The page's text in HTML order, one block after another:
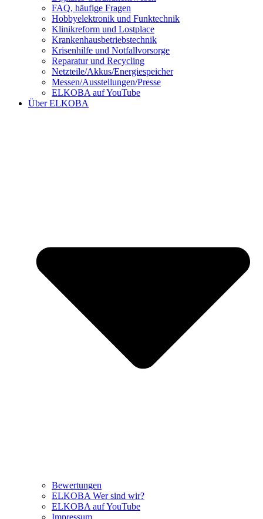
FAQ, häufige Fragen
Hobbyelektronik und Funktechnik
Klinikreform und Lostplace
Krankenhausbetriebstechnik
Krisenhilfe und Notfallvorsorge
Reparatur und Recycling
Netzteile/Akkus/Energiespeicher
Messen/Ausstellungen/Presse
ELKOBA auf YouTube
Über ELKOBA
Bewertungen
ELKOBA Wer sind wir?
ELKOBA auf YouTube
Impressum